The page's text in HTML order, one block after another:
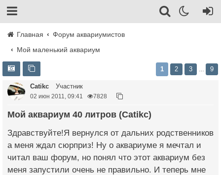
Главная
Форум аквариумистов
Мой маленький аквариум
1 2 3 9
Catikc Участник
02 июн 2011, 09:41 7828
Мой аквариум 40 литров (Catikc)
Здравствуйте!Я вернулся от дальних родственников
а меня ждал сюрприз! Ну о аквариуме я мечтал и
читал ваш форум, но понял что этот аквариум без
меня запустили очень не правильно. И теперь мне